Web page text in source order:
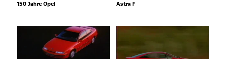
150 Jahre Opel Astra F